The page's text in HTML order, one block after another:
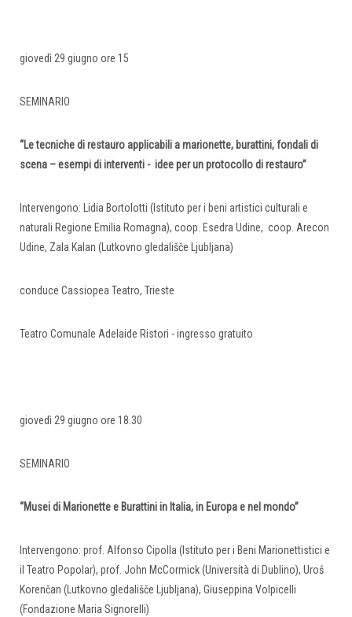
giovedì 29 giugno ore 15
SEMINARIO
“Le tecniche di restauro applicabili a marionette, burattini, fondali di
scena – esempi di interventi - idee per un protocollo di restauro”
Intervengono: Lidia Bortolotti (Istituto per i beni artistici culturali e
naturali Regione Emilia Romagna), coop. Esedra Udine, coop. Arecon
Udine, Zala Kalan (Lutkovno gledališče Ljubljana)
conduce Cassiopea Teatro, Trieste
Teatro Comunale Adelaide Ristori - ingresso gratuito
giovedì 29 giugno ore 18.30
SEMINARIO
“Musei di Marionette e Burattini in Italia, in Europa e nel mondo”
Intervengono: prof. Alfonso Cipolla (Istituto per i Beni Marionettistici e
il Teatro Popolar), prof. John McCormick (Università di Dublino), Uroš
Korenčan (Lutkovno gledališče Ljubljana), Giuseppina Volpicelli
(Fondazione Maria Signorelli)